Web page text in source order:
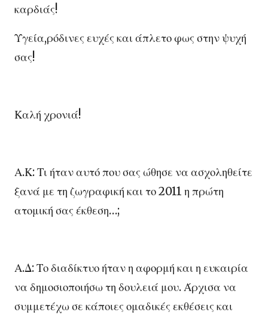
καρδιάς!
Υγεία,ρόδινες ευχές και άπλετο φως στην ψυχή
σας!
Καλή χρονιά!
Α.Κ: Τι ήταν αυτό που σας ώθησε να ασχοληθείτε
ξανά με τη ζωγραφική και το 2011 η πρώτη
ατομική σας έκθεση…;
Α.Δ: Το διαδίκτυο ήταν η αφορμή και η ευκαιρία
να δημοσιοποιήσω τη δουλειά μου. Άρχισα να
συμμετέχω σε κάποιες ομαδικές εκθέσεις και